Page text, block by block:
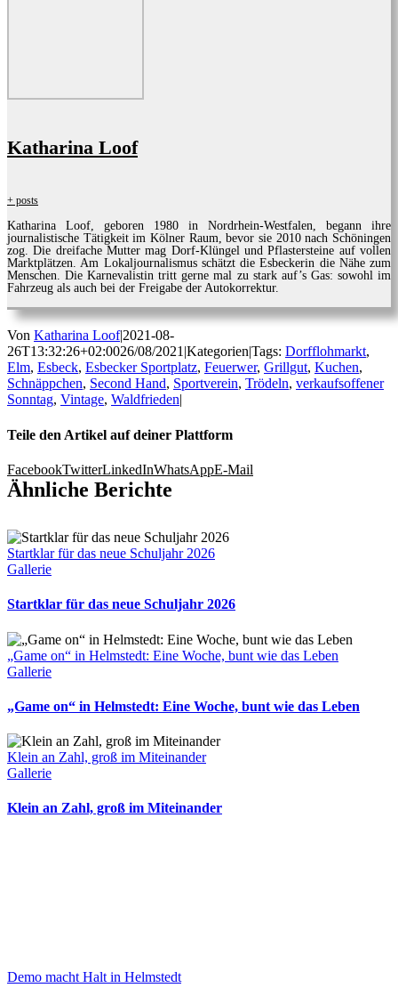
Katharina Loof
+ posts
Katharina Loof, geboren 1980 in Nordrhein-Westfalen, begann ihre
journalistische Tätigkeit im Kölner Raum, bevor sie 2010 nach Schöningen
zog. Die dreifache Mutter mag Dorf-Klüngel und Pflastersteine auf vollen
Marktplätzen. Am Lokaljournalismus schätzt die Esbeckerin die Nähe zum
Menschen. Die Karnevalistin tritt gerne mal zu stark auf’s Gas: sowohl im
Fahrzeug als auch bei der Freigabe der Autokorrektur.
Von Katharina Loof|2021-08-
26T13:32:26+02:0026/08/2021|Kategorien|Tags: Dorfflohmarkt,
Elm, Esbeck, Esbecker Sportplatz, Feuerwer, Grillgut, Kuchen,
Schnäppchen, Second Hand, Sportverein, Trödeln, verkaufsoffener
Sonntag, Vintage, Waldfrieden|
Teile den Artikel auf deiner Plattform
FacebookTwitterLinkedInWhatsAppE-Mail
Ähnliche Berichte
Startklar für das neue Schuljahr 2026
Gallerie
Startklar für das neue Schuljahr 2026
„Game on“ in Helmstedt: Eine Woche, bunt wie das Leben
Gallerie
„Game on“ in Helmstedt: Eine Woche, bunt wie das Leben
Klein an Zahl, groß im Miteinander
Gallerie
Klein an Zahl, groß im Miteinander
Demo macht Halt in Helmstedt